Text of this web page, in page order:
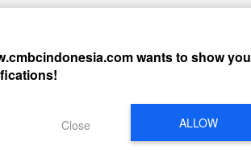
UUD Dengan Tergugat MPR, DPD Hingga Presiden
wants to show you
ALLOW
Close